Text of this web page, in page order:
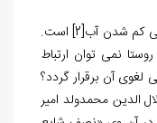
کم شدن آب[2] است.
نمی توان ارتباط
لغوی آن برقرار گردد؟
الدین محمدولد امیر